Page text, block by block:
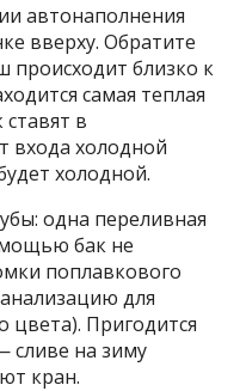
автонаполнения
вверху. Обратите
происходит близко к
самая теплая
в
входа холодной
холодной.
одна переливная
бак не
поплавкового
для
цвета). Пригодится
сливе на зиму
кран.